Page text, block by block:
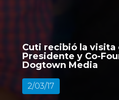
Cuti recibió la visita
Presidente y Co-
Dogtown Media
2/03/17